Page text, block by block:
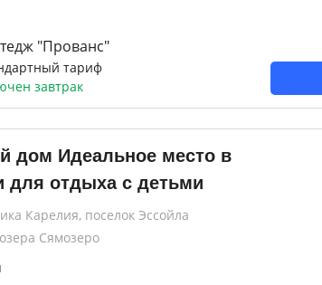
"Прованс"
тариф
завтрак
дом Идеальное место в
для отдыха с детьми
Карелия, поселок Эссойла
озера Сямозеро